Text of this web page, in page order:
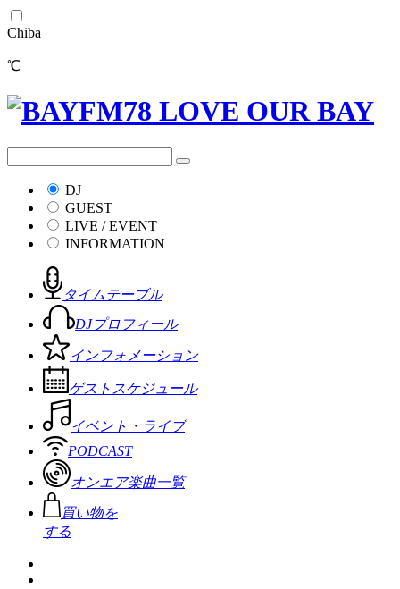
Chiba
℃
DJ
GUEST
LIVE / EVENT
INFORMATION
タイムテーブル
DJプロフィール
インフォメーション
ゲストスケジュール
イベント・ライブ
PODCAST
オンエア楽曲一覧
買い物を
する